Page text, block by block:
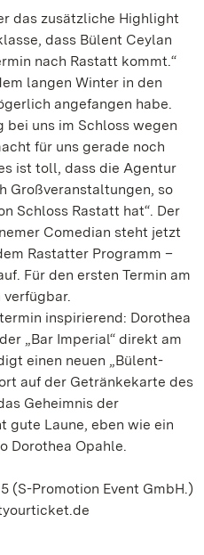
das zusätzliche Highlight
dass Bülent Ceylan
nach Rastatt kommt.“
langen Winter in den
angefangen habe.
bei uns im Schloss wegen
für uns gerade noch
ist toll, dass die Agentur
Großveranstaltungen, so
Schloss Rastatt hat“. Der
Comedian steht jetzt
Rastatter Programm –
Für den ersten Termin am
verfügbar.
inspirierend: Dorothea
„Bar Imperial“ direkt am
einen neuen „Bülent-
auf der Getränkekarte des
Geheimnis der
gute Laune, eben wie ein
Dorothea Opahle.
(S-Promotion Event GmbH.)